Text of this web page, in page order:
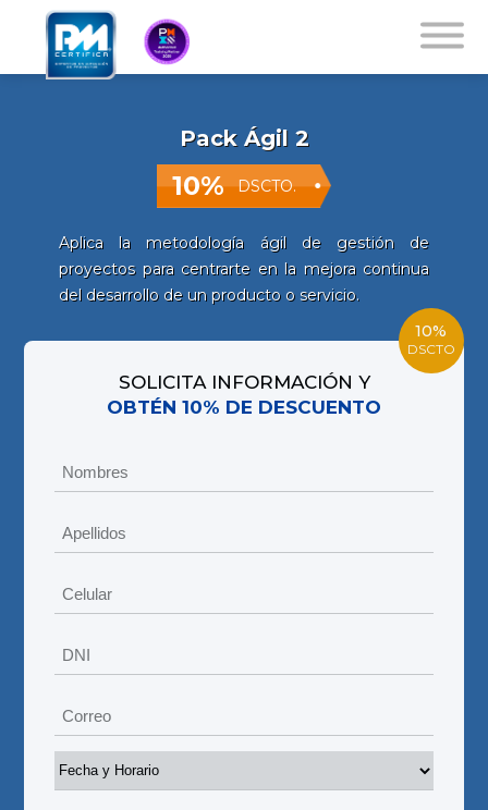
Pack Ágil 2
10% DSCTO.
Aplica la metodología ágil de gestión de
proyectos para centrarte en la mejora continua
del desarrollo de un producto o servicio.
10%
DSCTO
SOLICITA INFORMACIÓN Y
OBTÉN 10% DE DESCUENTO